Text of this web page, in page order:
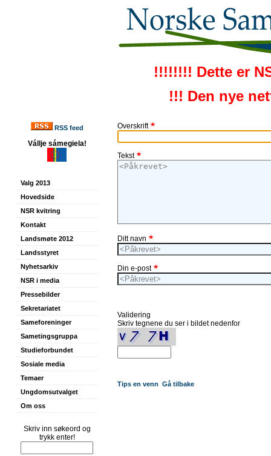
!!!!!!!! Dette er
!!! Den nye
RSS feed
Vállje sámegiela!
Valg 2013
Hovedside
NSR kvitring
Kontakt
Landsmøte 2012
Landsstyret
Nyhetsarkiv
NSR i media
Pressebilder
Sekretariatet
Sameforeninger
Sametingsgruppa
Studieforbundet
Sosiale media
Temaer
Ungdomsutvalget
Om oss
Skriv inn søkeord og
trykk enter!
Overskrift
Tekst
Ditt navn
Din e-post
Validering
Skriv tegnene du ser i bildet nedenfor
Tips en venn Gå tilbake